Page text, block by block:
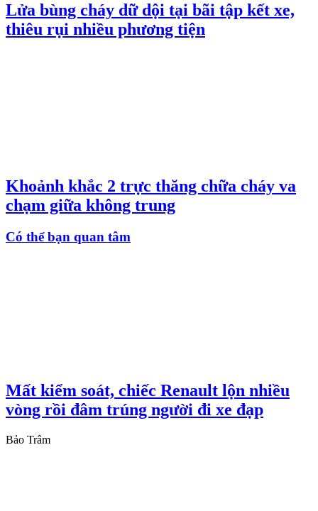
Lửa bùng cháy dữ dội tại bãi tập kết xe,
thiêu rụi nhiều phương tiện
Khoảnh khắc 2 trực thăng chữa cháy va
chạm giữa không trung
Có thể bạn quan tâm
Mất kiểm soát, chiếc Renault lộn nhiều
vòng rồi đâm trúng người đi xe đạp
Bảo Trâm